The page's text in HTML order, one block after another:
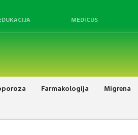
MEDICUS
Farmakologija Migrena